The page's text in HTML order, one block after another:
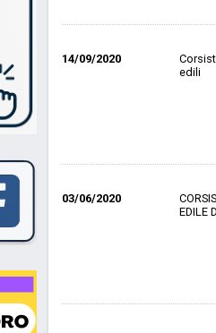
14/09/2020
edili
03/06/2020
EDILE